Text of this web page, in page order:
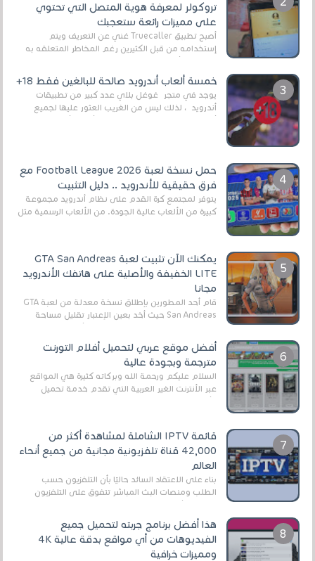
تروكولر لمعرفة هوية المتصل التي تحتوي
على مميزات رائعة ستعجبك
أصبح تطبيق Truecaller غني عن التعريف ويتم
إستخدامه من قبل الكثيرين رغم المخاطر المتعلقه به
خمسة ألعاب أندرويد صالحة للبالغين فقط 18+
يوجد في متجر غوغل بلاي عدد كبير من تطبيقات
أندرويد ، لذلك ليس من الغريب العثور عليها لجميع
حمل نسخة لعبة Football League 2026 مع
فرق حقيقية للأندرويد .. دليل التثبيت
يتوفر لمجتمع كرة القدم على نظام أندرويد مجموعة
كبيرة من الألعاب عالية الجودة. من الألعاب الرسمية مثل
يمكنك الآن تثبيت لعبة GTA San Andreas
LITE الخفيفة والأصلية على هاتفك الأندرويد
مجانا
قام أحد المطورين بإطلاق نسخة معدلة من لعبة GTA
San Andreas حيث أخد بعين الإعتبار تقليل مساحة
أفضل موقع عربي لتحميل أفلام التورنت
مترجمة وبجودة عالية
السلام عليكم ورحمة الله وبركاته كثيرة هي المواقع
عبر الأنترنت الغير العربية التي تقدم خدمة تحميل
الأفلام على التورنت ، ومعظم هذه المواقع ل...
قائمة IPTV الشاملة لمشاهدة أكثر من
42,000 قناة تلفزيونية مجانية من جميع أنحاء
العالم
بناءً على الاعتقاد السائد حاليًا بأن التلفزيون حسب
الطلب ومنصات البث المباشر تتفوق على التلفزيون
الرقمي الأرضي التقليدي، يُعدّ IPTV-org خيار...
هذا أفضل برنامج جربته لتحميل جميع
الفيديوهات من أي مواقع بدقة عالية 4K
ومميزات خرافية